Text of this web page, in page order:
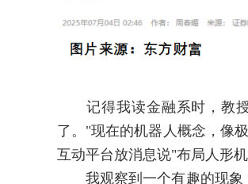
记得我读金融系时，教授
了。"现在的机器人概念，像
互动平台放消息说"布局人形
我观察到一个有趣的现象